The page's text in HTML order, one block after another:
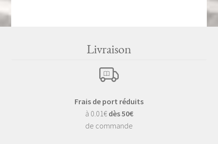
Livraison
Frais de port réduits
à 0.01€ dès 50€
de commande